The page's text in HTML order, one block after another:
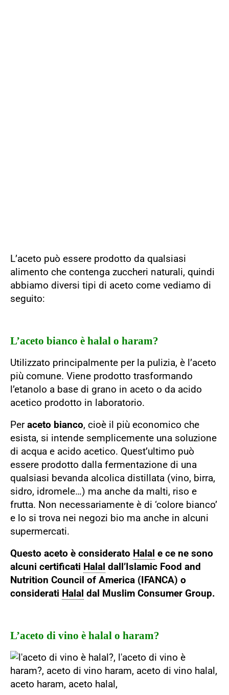
L’aceto può essere prodotto da qualsiasi
alimento che contenga zuccheri naturali, quindi
abbiamo diversi tipi di aceto come vediamo di
seguito:
L’aceto bianco è halal o haram?
Utilizzato principalmente per la pulizia, è l’aceto
più comune. Viene prodotto trasformando
l’etanolo a base di grano in aceto o da acido
acetico prodotto in laboratorio.
Peraceto bianco, cioè il più economico che
esista, si intende semplicemente una soluzione
di acqua e acido acetico. Quest’ultimo può
essere prodotto dalla fermentazione di una
qualsiasi bevanda alcolica distillata (vino, birra,
sidro, idromele…) ma anche da malti, riso e
frutta. Non necessariamente è di ‘colore bianco’
e lo si trova nei negozi bio ma anche in alcuni
supermercati.
Questo aceto è considerato Halal e ce ne sono
alcuni certificati Halal dall’Islamic Food and
Nutrition Council of America (IFANCA) o
considerati Halal dal Muslim Consumer Group.
L’aceto di vino è halal o haram?